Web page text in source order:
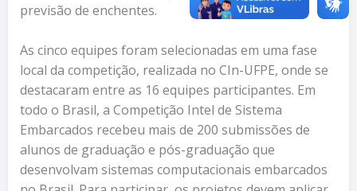
previsão de enchentes.
As cinco equipes foram selecionadas em uma fase
local da competição, realizada no CIn-UFPE, onde se
destacaram entre as 16 equipes participantes. Em
todo o Brasil, a Competição Intel de Sistema
Embarcados recebeu mais de 200 submissões de
alunos de graduação e pós-graduação que
desenvolvam sistemas computacionais embarcados